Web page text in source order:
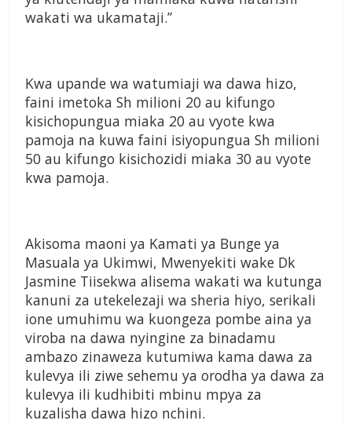
wakati wa ukamataji.”
Kwa upande wa watumiaji wa dawa hizo,
faini imetoka Sh milioni 20 au kifungo
kisichopungua miaka 20 au vyote kwa
pamoja na kuwa faini isiyopungua Sh milioni
50 au kifungo kisichozidi miaka 30 au vyote
kwa pamoja.
Akisoma maoni ya Kamati ya Bunge ya
Masuala ya Ukimwi, Mwenyekiti wake Dk
Jasmine Tiisekwa alisema wakati wa kutunga
kanuni za utekelezaji wa sheria hiyo, serikali
ione umuhimu wa kuongeza pombe aina ya
viroba na dawa nyingine za binadamu
ambazo zinaweza kutumiwa kama dawa za
kulevya ili ziwe sehemu ya orodha ya dawa za
kulevya ili kudhibiti mbinu mpya za
kuzalisha dawa hizo nchini.